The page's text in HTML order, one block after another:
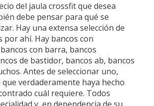
del jaula crossfit que desea
debe pensar para qué se
Hay una extensa selección de
por ahí. Hay bancos con
con barra, bancos
de bastidor, bancos ab, bancos
Antes de seleccionar uno,
verdaderamente haya hecho
cuál requiere. Todos